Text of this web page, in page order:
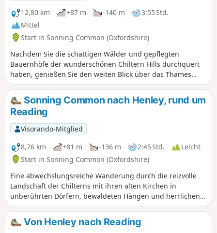
12,80 km
+87 m -140 m
3:55 Std.
Mittel
Start in Sonning Common (Oxfordshire)
Nachdem Sie die schattigen Wälder und gepflegten
Bauernhöfe der wunderschönen Chiltern Hills durchquert
haben, genießen Sie den weiten Blick über das Thames
Valley, bevor Sie zu den Zwillingsdörfern Whitchurch und
Pangbourne hinabsteigen. Diese Wanderung führt durch
einige der wunderschönen Buchenwälder der Chiltern Hills.
Dieses Gebiet von außergewöhnlicher natürlicher Schönheit
ist von London aus leicht zu erreichen und ein idealer Ort
für einen Tagesausflug fernab vom Stress des Alltags. Die
Wanderwege in diesem Gebiet werden von der Chiltern
Society gut gepflegt, und diskrete Pfeile an den Bäumen
zeigen die öffentlichen Wege an.
Sonning Common nach Henley, rund um
Reading
Visorando-Mitglied
8,76 km
+81 m -136 m 2:45 Std.
Leicht
Start in Sonning Common (Oxfordshire)
Eine abwechslungsreiche Wanderung durch die reizvolle
Landschaft der Chilterns mit ihren alten Kirchen in
unberührten Dörfern, bewaldeten Hängen und herrlichen
Ausblicken.
Von Henley nach Reading